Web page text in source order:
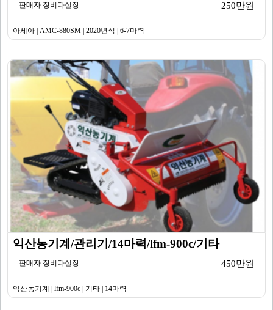
판매자 장비다실장 250만원
아세아 | AMC-880SM | 2020년식 | 6-7마력
익산농기계/관리기/14마력/lfm-900c/기타
판매자 장비다실장 450만원
익산농기계 | lfm-900c | 기타 | 14마력